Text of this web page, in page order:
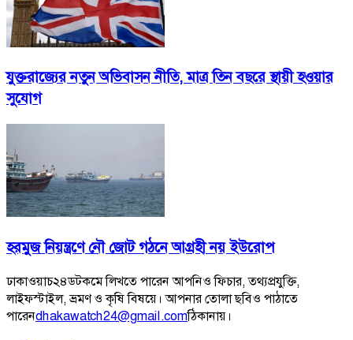
যুক্তরাজ্যের নতুন অভিবাসন নীতি, মাত্র তিন বছরে স্থায়ী হওয়ার
সুযোগ
হরমুজ নিয়ন্ত্রণে নৌ জোট গঠনে আগ্রহী নয় ইউরোপ
ঢাকাওয়াচ২৪ডটকমে লিখতে পারেন আপনিও ফিচার, তথ্যপ্রযুক্তি,
লাইফস্টাইল, ভ্রমণ ও কৃষি বিষয়ে। আপনার তোলা ছবিও পাঠাতে
পারেনdhakawatch24@gmail.comঠিকানায়।